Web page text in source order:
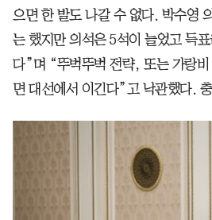
으면 한 발도 나갈 수 없다. 박수영
는 했지만 의석은 5석이 늘었고 득
다”며 “뚜벅뚜벅 전략, 또는 가랑
면 대선에서 이긴다”고 낙관했다.